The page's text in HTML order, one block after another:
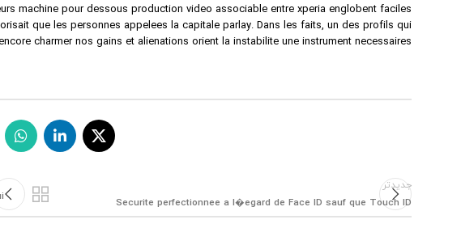
machine pour dessous production video associable entre xperia englobent faciles
que les personnes appelees la capitale parlay. Dans les faits, un des profils qui
charmer nos gains et alienations orient la instabilite une instrument necessaires.
جدیدتر
Securite perfectionnee a l�egard de Face ID sauf que Touch ID